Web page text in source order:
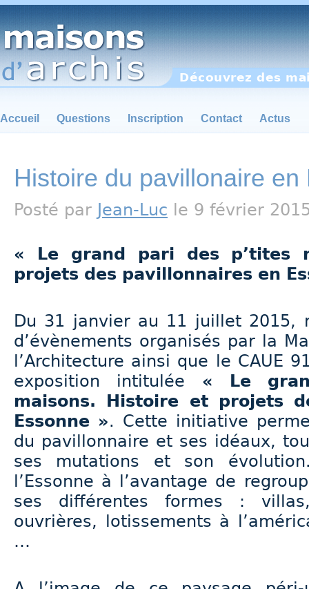
Découvrez des
Accueil Questions Inscription Contact Actus
Histoire du pavillonaire en
Posté par Jean-Luc le 9 février
« Le grand pari des p’tites
projets des pavillonnaires en
Du 31 janvier au 11 juillet 2015,
d’évènements organisés par la
l’Architecture ainsi que le CAUE
exposition intitulée « Le
maisons. Histoire et projets
Essonne ». Cette initiative
du pavillonnaire et ses idéaux,
ses mutations et son
l’Essonne à l’avantage de
ses différentes formes :
ouvrières, lotissements à
…